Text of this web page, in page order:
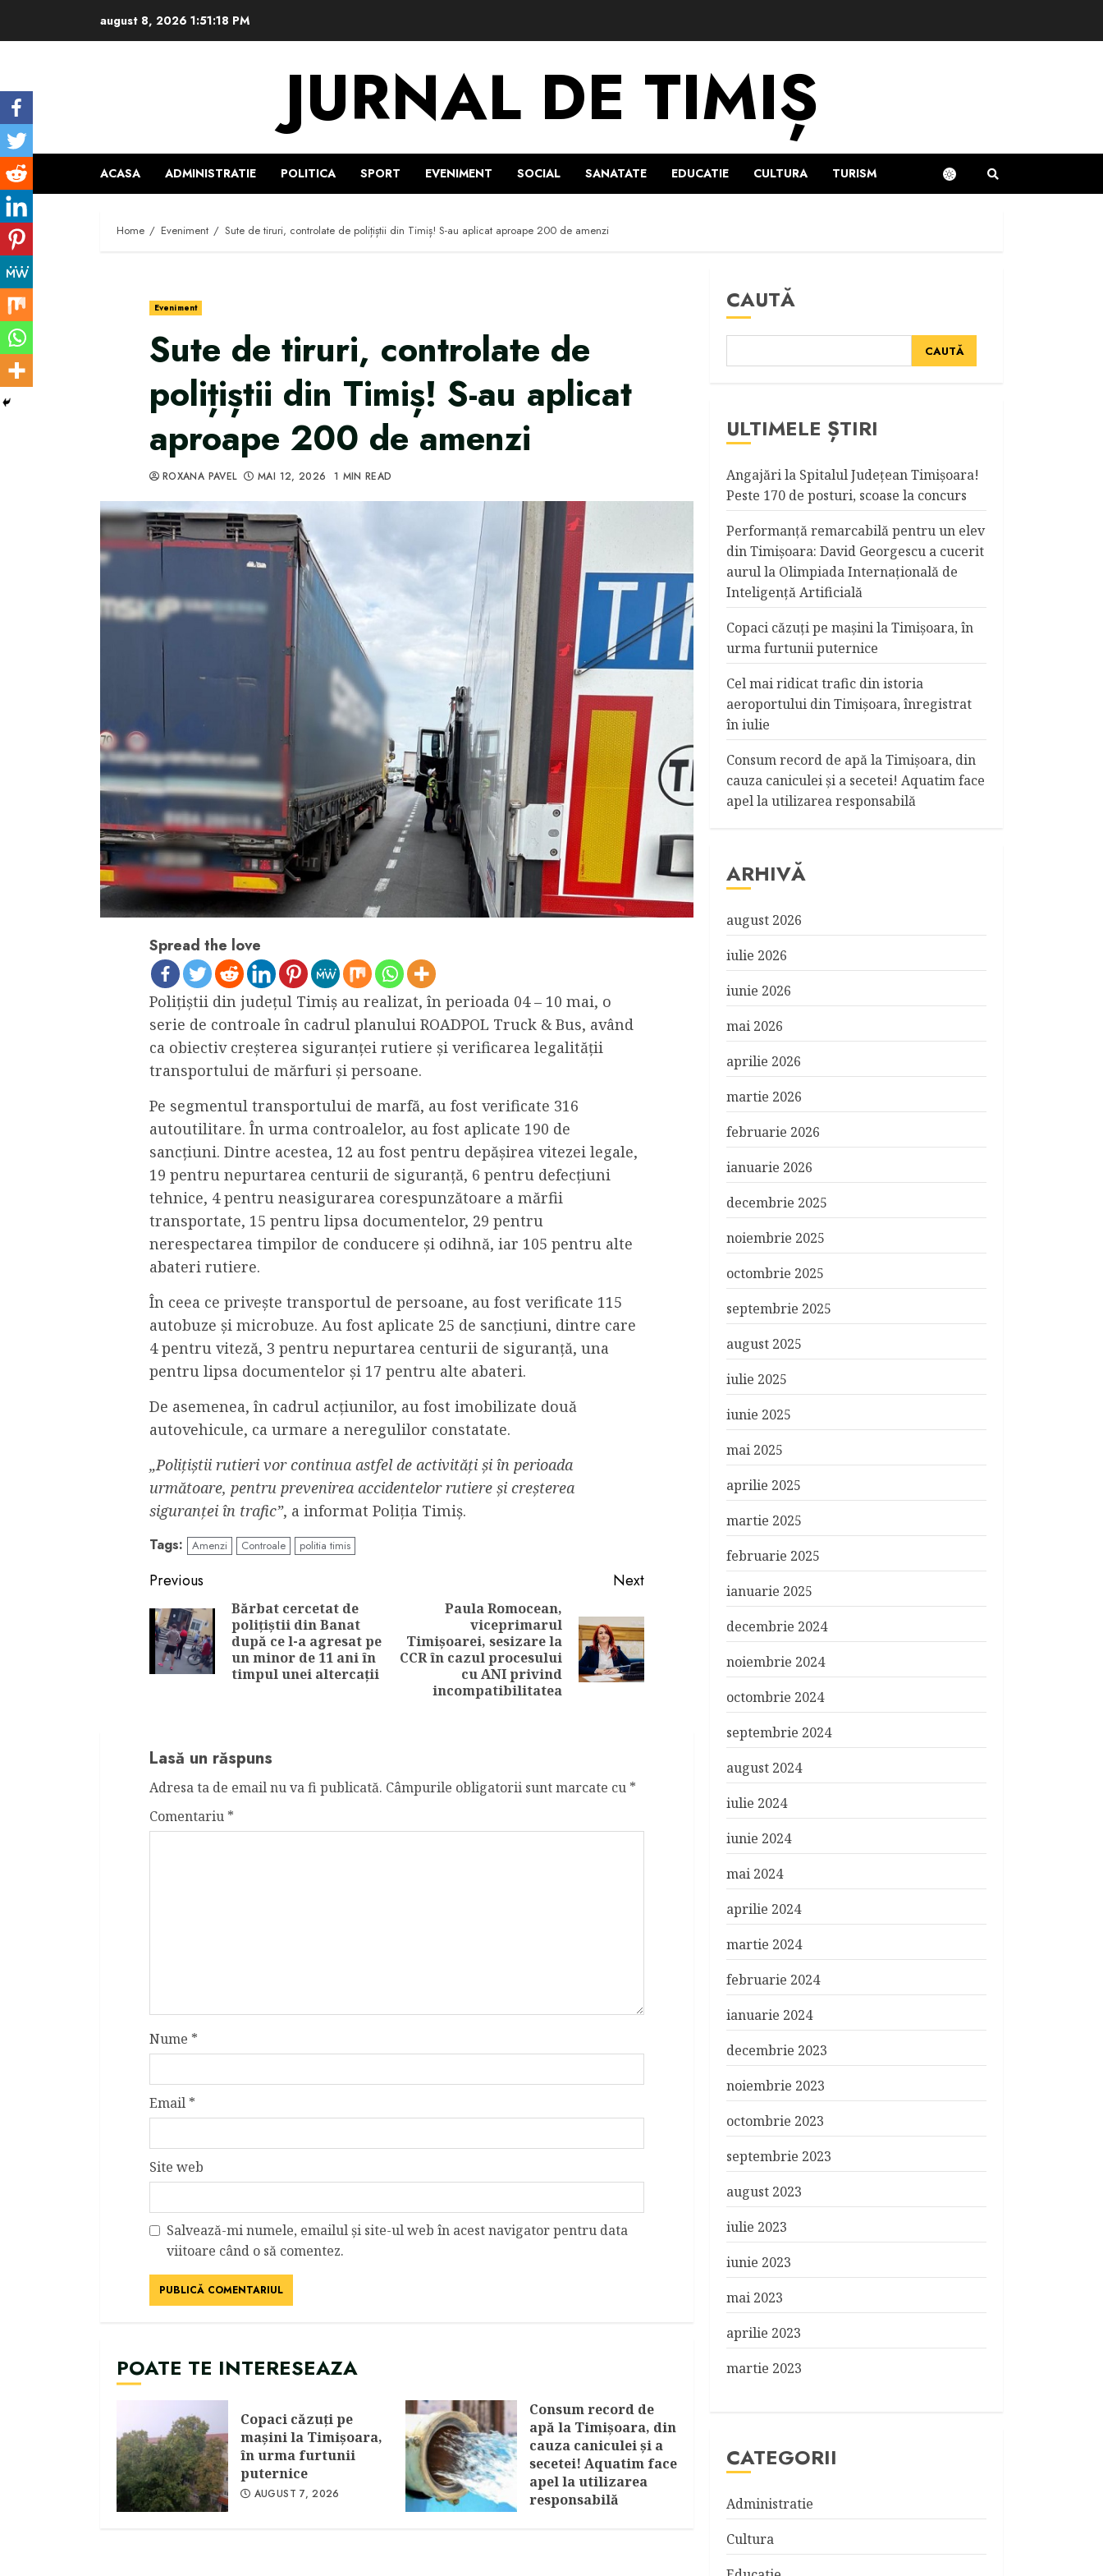
august 8, 2026 1:51:19 PM
JURNAL DE TIMIȘ
ACASA ADMINISTRATIE POLITICA SPORT EVENIMENT SOCIAL SANATATE EDUCATIE CULTURA TURISM
Home Eveniment Sute de tiruri, controlate de polițiștii din Timiș! S-au aplicat aproape 200 de amenzi
Eveniment
Sute de tiruri, controlate de
polițiștii din Timiș! S-au aplicat
aproape 200 de amenzi
ROXANA PAVEL MAI 12, 2026 1 MIN READ
Spread the love
Polițiștii din județul Timiș au realizat, în perioada 04 – 10 mai, o
serie de controale în cadrul planului ROADPOL Truck & Bus, având
ca obiectiv creșterea siguranței rutiere și verificarea legalității
transportului de mărfuri și persoane.
Pe segmentul transportului de marfă, au fost verificate 316
autoutilitare. În urma controalelor, au fost aplicate 190 de
sancțiuni. Dintre acestea, 12 au fost pentru depășirea vitezei legale,
19 pentru nepurtarea centurii de siguranță, 6 pentru defecțiuni
tehnice, 4 pentru neasigurarea corespunzătoare a mărfii
transportate, 15 pentru lipsa documentelor, 29 pentru
nerespectarea timpilor de conducere și odihnă, iar 105 pentru alte
abateri rutiere.
În ceea ce privește transportul de persoane, au fost verificate 115
autobuze și microbuze. Au fost aplicate 25 de sancțiuni, dintre care
4 pentru viteză, 3 pentru nepurtarea centurii de siguranță, una
pentru lipsa documentelor și 17 pentru alte abateri.
De asemenea, în cadrul acțiunilor, au fost imobilizate două
autovehicule, ca urmare a neregulilor constatate.
„Polițiștii rutieri vor continua astfel de activități și în perioada
următoare, pentru prevenirea accidentelor rutiere și creșterea
siguranței în trafic”, a informat Poliția Timiș.
Tags: Amenzi Controale politia timis
Continue
Reading
Previous
Previous
post:
Bărbat cercetat de
polițiștii din Banat
după ce l-a agresat pe
un minor de 11 ani în
timpul unei altercații
Next
Next
post:
Paula Romocean,
viceprimarul
Timișoarei, sesizare la
CCR în cazul procesului
cu ANI privind
incompatibilitatea
Lasă un răspuns
Adresa ta de email nu va fi publicată. Câmpurile obligatorii sunt marcate cu *
Comentariu *
Nume *
Email *
Site web
Salvează-mi numele, emailul și site-ul web în acest navigator pentru data
viitoare când o să comentez.
POATE TE INTERESEAZA
Copaci căzuţi pe
maşini la Timişoara,
în urma furtunii
puternice
AUGUST 7, 2026
Consum record de
apă la Timişoara, din
cauza caniculei şi a
secetei! Aquatim face
apel la utilizarea
responsabilă
CAUTĂ
CAUTĂ
ULTIMELE ȘTIRI
Angajări la Spitalul Judeţean Timişoara!
Peste 170 de posturi, scoase la concurs
Performanță remarcabilă pentru un elev
din Timișoara: David Georgescu a cucerit
aurul la Olimpiada Internațională de
Inteligență Artificială
Copaci căzuţi pe maşini la Timişoara, în
urma furtunii puternice
Cel mai ridicat trafic din istoria
aeroportului din Timişoara, înregistrat
în iulie
Consum record de apă la Timişoara, din
cauza caniculei şi a secetei! Aquatim face
apel la utilizarea responsabilă
ARHIVĂ
august 2026
iulie 2026
iunie 2026
mai 2026
aprilie 2026
martie 2026
februarie 2026
ianuarie 2026
decembrie 2025
noiembrie 2025
octombrie 2025
septembrie 2025
august 2025
iulie 2025
iunie 2025
mai 2025
aprilie 2025
martie 2025
februarie 2025
ianuarie 2025
decembrie 2024
noiembrie 2024
octombrie 2024
septembrie 2024
august 2024
iulie 2024
iunie 2024
mai 2024
aprilie 2024
martie 2024
februarie 2024
ianuarie 2024
decembrie 2023
noiembrie 2023
octombrie 2023
septembrie 2023
august 2023
iulie 2023
iunie 2023
mai 2023
aprilie 2023
martie 2023
CATEGORII
Administratie
Cultura